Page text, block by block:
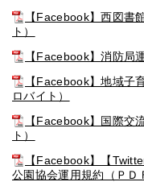
【Facebook】西図書
ト）
【Facebook】消防局
【Facebook】地域子
ロバイト）
【Facebook】国際交
ト）
【Facebook】【
公園協会運用規約（ＰＤ